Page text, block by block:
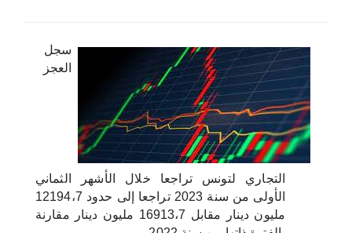
سجل
العجز
التجاري لتونس تراجعا خلال الأشهر الثماني
الأولى من سنة 2023 تراجعا إلى حدود 12194،7
مليون دينار مقابل 16913،7 مليون دينار مقارنة